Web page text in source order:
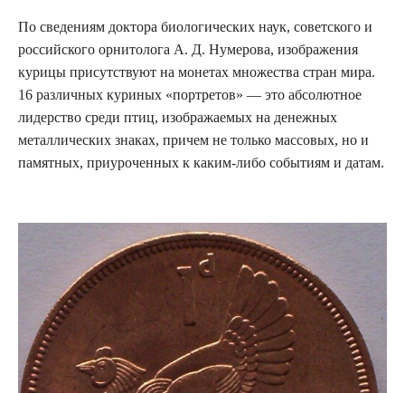
По сведениям доктора биологических наук, советского и
российского орнитолога А. Д. Нумерова, изображения
курицы присутствуют на монетах множества стран мира.
16 различных куриных «портретов» — это абсолютное
лидерство среди птиц, изображаемых на денежных
металлических знаках, причем не только массовых, но и
памятных, приуроченных к каким-либо событиям и датам.